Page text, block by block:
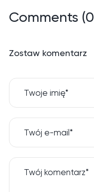
Comments (0
Zostaw komentarz
Twoje imię*
Twój e-mail*
Twój komentarz*